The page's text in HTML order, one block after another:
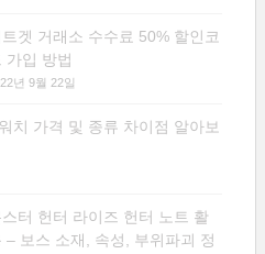
트겟 거래소 수수료 50% 할인코
가입 방법
년 9월 22일
치 가격 및 종류 차이점 알아보
스터 헌터 라이즈 헌터 노트 활
– 보스 소재, 속성, 부위파괴 정